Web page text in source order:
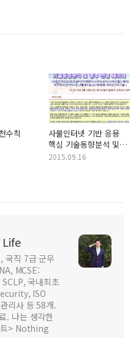
수칙
사물인터넷 기반 응용
핵심 기술동향분석 및
향후 전망 세미나
2015.09.16
Life
국직 7급 군무
MCSE:
국내최초
ISO
리사 등 58개.
. 나는 생각한
트> Nothing